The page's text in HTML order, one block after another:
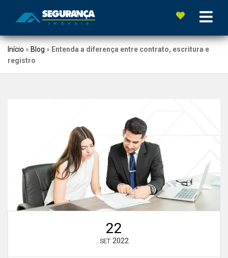
Início » Blog » Entenda a diferença entre contrato, escritura e
registro
22
SET 2022